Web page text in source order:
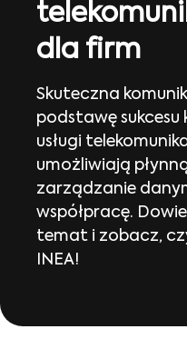
dla firm
Skuteczna
podstawę sukcesu
usługi
umożliwiają
zarządzanie
współpracę.
temat i zobacz,
INEA!